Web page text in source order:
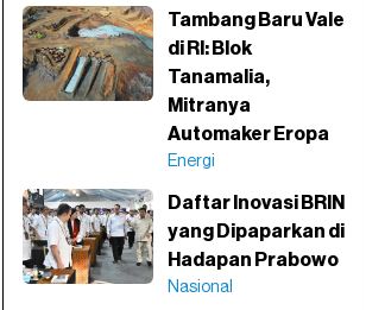
Tambang Baru Vale
di RI: Blok
Tanamalia,
Mitranya
Automaker Eropa
Energi
Daftar Inovasi BRIN
yang Dipaparkan di
Hadapan Prabowo
Nasional